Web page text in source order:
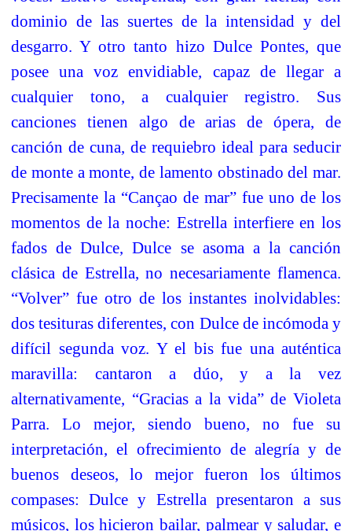
dominio de las suertes de la intensidad y del
desgarro. Y otro tanto hizo Dulce Pontes, que
posee una voz envidiable, capaz de llegar a
cualquier tono, a cualquier registro. Sus
canciones tienen algo de arias de ópera, de
canción de cuna, de requiebro ideal para seducir
de monte a monte, de lamento obstinado del mar.
Precisamente la “Cançao de mar” fue uno de los
momentos de la noche: Estrella interfiere en los
fados de Dulce, Dulce se asoma a la canción
clásica de Estrella, no necesariamente flamenca.
“Volver” fue otro de los instantes inolvidables:
dos tesituras diferentes, con Dulce de incómoda y
difícil segunda voz. Y el bis fue una auténtica
maravilla: cantaron a dúo, y a la vez
alternativamente, “Gracias a la vida” de Violeta
Parra. Lo mejor, siendo bueno, no fue su
interpretación, el ofrecimiento de alegría y de
buenos deseos, lo mejor fueron los últimos
compases: Dulce y Estrella presentaron a sus
músicos, los hicieron bailar, palmear y saludar, e